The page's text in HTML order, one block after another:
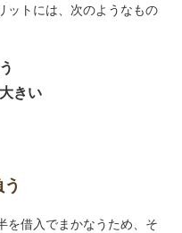
ットには、次のようなもの
きい
を借入でまかなうため、そ